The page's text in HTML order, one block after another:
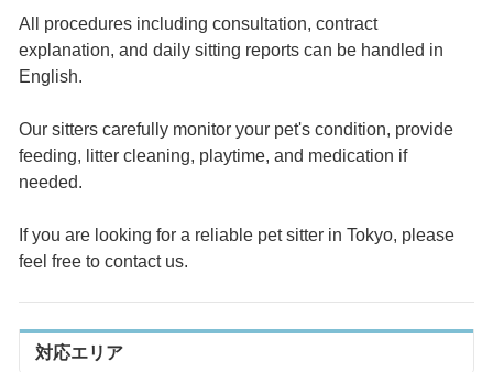
All procedures including consultation, contract
explanation, and daily sitting reports can be handled in
English.
Our sitters carefully monitor your pet's condition, provide
feeding, litter cleaning, playtime, and medication if
needed.
If you are looking for a reliable pet sitter in Tokyo, please
feel free to contact us.
対応エリア